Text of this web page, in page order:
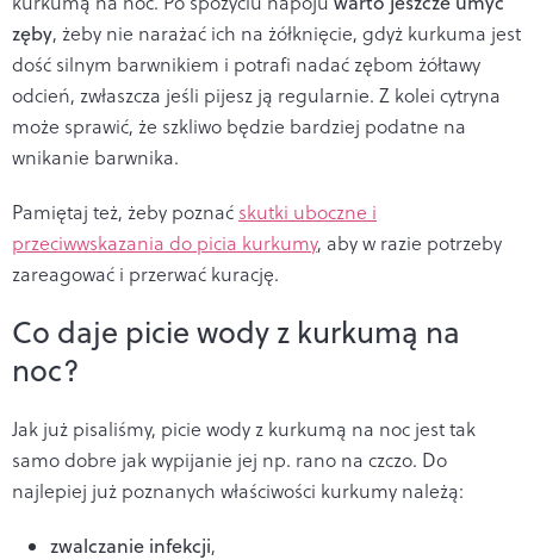
zęby, żeby nie narażać ich na żółknięcie, gdyż kurkuma jest
dość silnym barwnikiem i potrafi nadać zębom żółtawy
odcień, zwłaszcza jeśli pijesz ją regularnie. Z kolei cytryna
może sprawić, że szkliwo będzie bardziej podatne na
wnikanie barwnika.
Pamiętaj też, żeby poznać skutki uboczne i
przeciwwskazania do picia kurkumy, aby w razie potrzeby
zareagować i przerwać kurację.
Co daje picie wody z kurkumą na
noc?
Jak już pisaliśmy, picie wody z kurkumą na noc jest tak
samo dobre jak wypijanie jej np. rano na czczo. Do
najlepiej już poznanych właściwości kurkumy należą:
zwalczanie infekcji,